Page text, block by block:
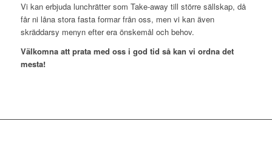
Vi kan erbjuda lunchrätter som Take-away till större sällskap, då
får ni låna stora fasta formar från oss, men vi kan även
skräddarsy menyn efter era önskemål och behov.
Välkomna att prata med oss i god tid så kan vi ordna det
mesta!